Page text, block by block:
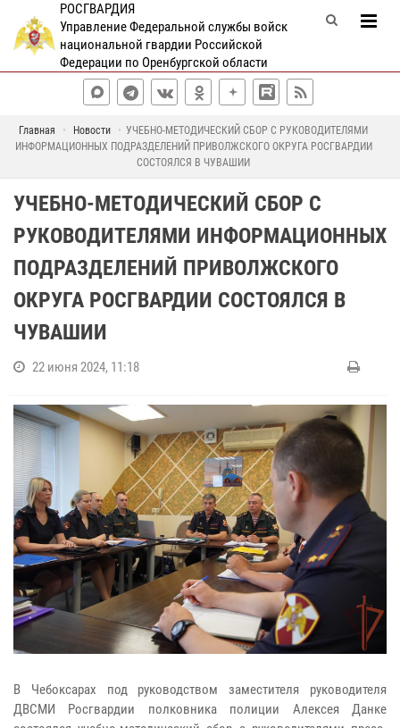
РОСГВАРДИЯ
Управление Федеральной службы войск
национальной гвардии Российской
Федерации по Оренбургской области
Главная Новости
УЧЕБНО-МЕТОДИЧЕСКИЙ СБОР С РУКОВОДИТЕЛЯМИ
ИНФОРМАЦИОННЫХ ПОДРАЗДЕЛЕНИЙ ПРИВОЛЖСКОГО ОКРУГА РОСГВАРДИИ
СОСТОЯЛСЯ В ЧУВАШИИ
УЧЕБНО-МЕТОДИЧЕСКИЙ СБОР С
РУКОВОДИТЕЛЯМИ ИНФОРМАЦИОННЫХ
ПОДРАЗДЕЛЕНИЙ ПРИВОЛЖСКОГО
ОКРУГА РОСГВАРДИИ СОСТОЯЛСЯ В
ЧУВАШИИ
22 июня 2024, 11:18
В Чебоксарах под руководством заместителя руководителя
ДВСМИ Росгвардии полковника полиции Алексея Данке